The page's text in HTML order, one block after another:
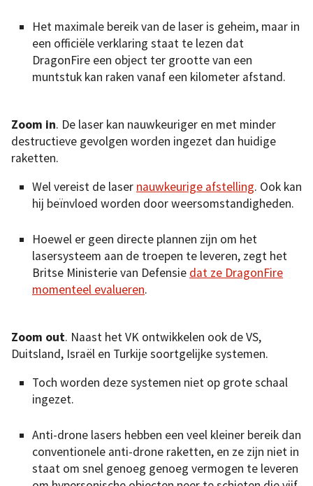
Het maximale bereik van de laser is geheim, maar in
een officiële verklaring staat te lezen dat
DragonFire een object ter grootte van een
muntstuk kan raken vanaf een kilometer afstand.
Zoom in. De laser kan nauwkeuriger en met minder
destructieve gevolgen worden ingezet dan huidige
raketten.
Wel vereist de laser nauwkeurige afstelling. Ook kan
hij beïnvloed worden door weersomstandigheden.
Hoewel er geen directe plannen zijn om het
lasersysteem aan de troepen te leveren, zegt het
Britse Ministerie van Defensie dat ze DragonFire
momenteel evalueren.
Zoom out. Naast het VK ontwikkelen ook de VS,
Duitsland, Israël en Turkije soortgelijke systemen.
Toch worden deze systemen niet op grote schaal
ingezet.
Anti-drone lasers hebben een veel kleiner bereik dan
conventionele anti-drone raketten, en ze zijn niet in
staat om snel genoeg genoeg vermogen te leveren